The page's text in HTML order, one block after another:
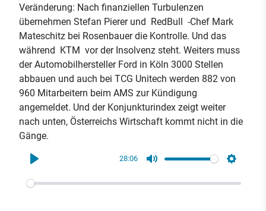
Veränderung: Nach finanziellen Turbulenzen
übernehmen Stefan Pierer und RedBull -Chef Mark
Mateschitz bei Rosenbauer die Kontrolle. Und das
während KTM vor der Insolvenz steht. Weiters muss
der Automobilhersteller Ford in Köln 3000 Stellen
abbauen und auch bei TCG Unitech werden 882 von
960 Mitarbeitern beim AMS zur Kündigung
angemeldet. Und der Konjunkturindex zeigt weiter
nach unten, Österreichs Wirtschaft kommt nicht in die
Gänge.
28:06